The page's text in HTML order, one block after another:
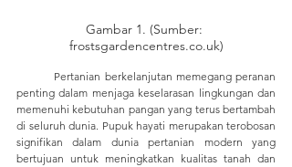
Gambar 1. (Sumber:
frostsgardencentres.co.uk)
penting dalam menjaga keselarasan lingkungan dan
memenuhi kebutuhan pangan yang terus bertambah
di seluruh dunia. Pupuk hayati merupakan terobosan
signifikan dalam dunia pertanian modern yang
bertujuan untuk meningkatkan kualitas tanah dan